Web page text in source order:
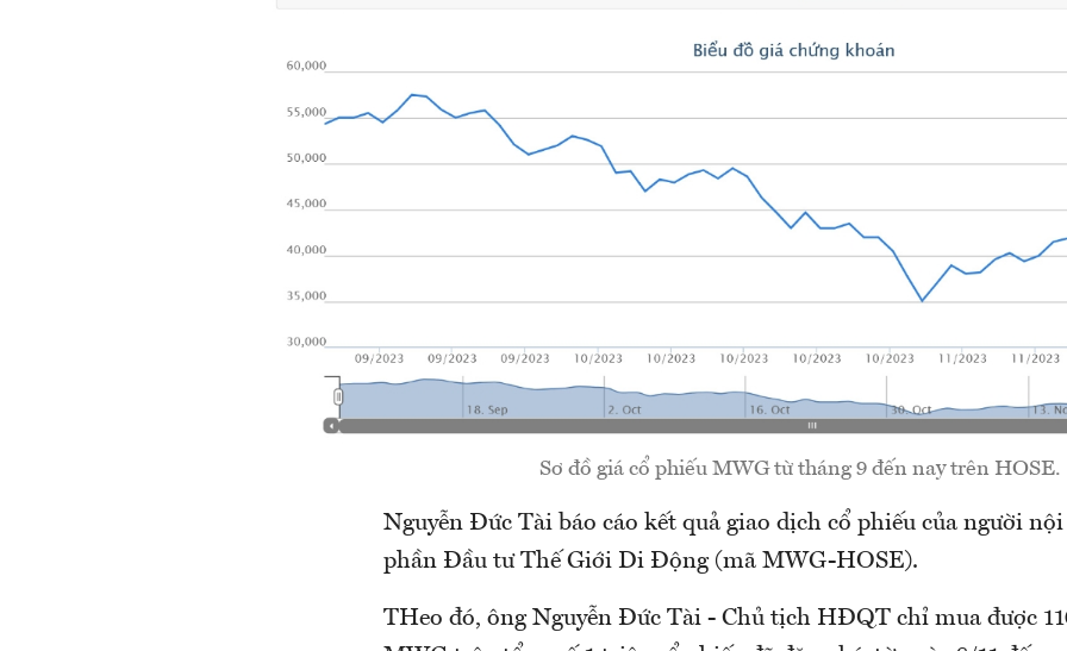
Sơ đồ giá cổ phiếu MWG từ tháng 9 đến nay trên HOSE.
Nguyễn Đức Tài báo cáo kết quả giao dịch cổ phiếu của người
phần Đầu tư Thế Giới Di Động (mã MWG-HOSE).
THeo đó, ông Nguyễn Đức Tài - Chủ tịch HĐQT chỉ mua được